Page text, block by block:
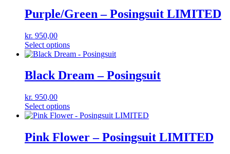
Purple/Green – Posingsuit LIMITED
kr. 950,00
Select options
Black Dream – Posingsuit
kr. 950,00
Select options
Pink Flower – Posingsuit LIMITED